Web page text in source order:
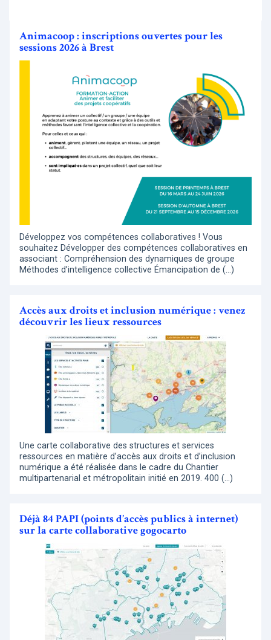
Animacoop : inscriptions ouvertes pour les
sessions 2026 à Brest
Développez vos compétences collaboratives ! Vous
souhaitez Développer des compétences collaboratives en
associant : Compréhension des dynamiques de groupe
Méthodes d’intelligence collective Émancipation de (…)
Accès aux droits et inclusion numérique : venez
découvrir les lieux ressources
Une carte collaborative des structures et services
ressources en matière d’accès aux droits et d’inclusion
numérique a été réalisée dans le cadre du Chantier
multipartenarial et métropolitain initié en 2019. 400 (…)
Déjà 84 PAPI (points d’accès publics à internet)
sur la carte collaborative gogocarto